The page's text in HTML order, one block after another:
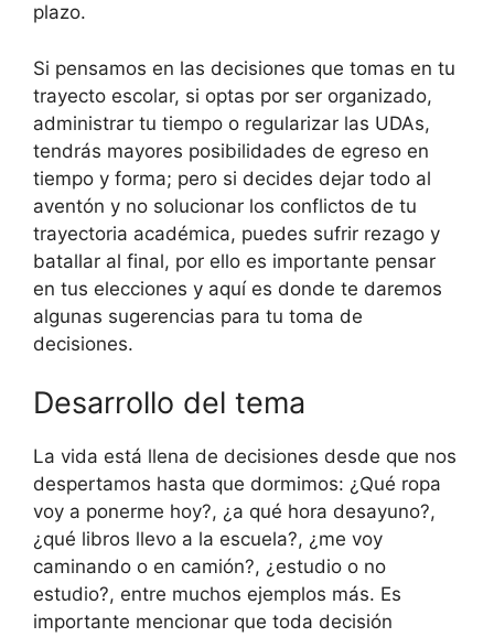
plazo.
Si pensamos en las decisiones que tomas en tu
trayecto escolar, si optas por ser organizado,
administrar tu tiempo o regularizar las UDAs,
tendrás mayores posibilidades de egreso en
tiempo y forma; pero si decides dejar todo al
aventón y no solucionar los conflictos de tu
trayectoria académica, puedes sufrir rezago y
batallar al final, por ello es importante pensar
en tus elecciones y aquí es donde te daremos
algunas sugerencias para tu toma de
decisiones.
Desarrollo del tema
La vida está llena de decisiones desde que nos
despertamos hasta que dormimos: ¿Qué ropa
voy a ponerme hoy?, ¿a qué hora desayuno?,
¿qué libros llevo a la escuela?, ¿me voy
caminando o en camión?, ¿estudio o no
estudio?, entre muchos ejemplos más. Es
importante mencionar que toda decisión